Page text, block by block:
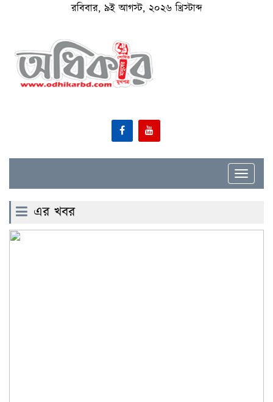
রবিবার, ৯ই আগস্ট, ২০২৬ খ্রিস্টাব্দ
Toggle
এর খবর